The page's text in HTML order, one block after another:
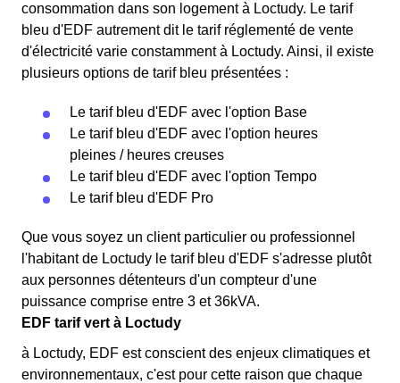
consommation dans son logement à Loctudy. Le tarif
bleu d'EDF autrement dit le tarif réglementé de vente
d'électricité varie constamment à Loctudy. Ainsi, il existe
plusieurs options de tarif bleu présentées :
Le tarif bleu d'EDF avec l'option Base
Le tarif bleu d'EDF avec l'option heures
pleines / heures creuses
Le tarif bleu d'EDF avec l'option Tempo
Le tarif bleu d'EDF Pro
Que vous soyez un client particulier ou professionnel
l'habitant de Loctudy le tarif bleu d'EDF s'adresse plutôt
aux personnes détenteurs d'un compteur d'une
puissance comprise entre 3 et 36kVA.
EDF tarif vert à Loctudy
à Loctudy, EDF est conscient des enjeux climatiques et
environnementaux, c'est pour cette raison que chaque